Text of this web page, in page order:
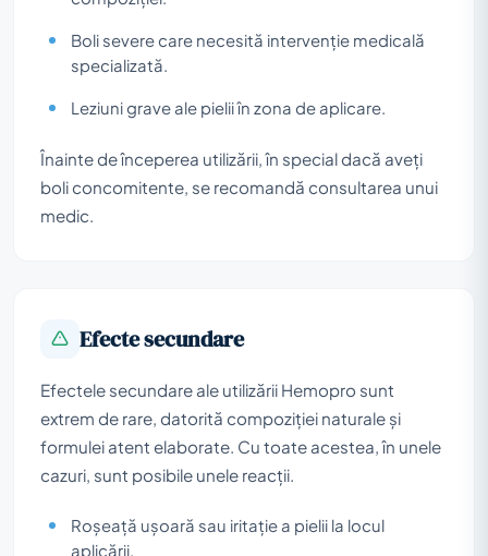
Boli severe care necesită intervenție medicală
specializată.
Leziuni grave ale pielii în zona de aplicare.
Înainte de începerea utilizării, în special dacă aveți
boli concomitente, se recomandă consultarea unui
medic.
Efecte secundare
Efectele secundare ale utilizării Hemopro sunt
extrem de rare, datorită compoziției naturale și
formulei atent elaborate. Cu toate acestea, în unele
cazuri, sunt posibile unele reacții.
Roșeață ușoară sau iritație a pielii la locul
aplicării.